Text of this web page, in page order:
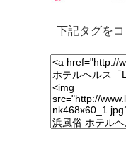
下記タグをコ